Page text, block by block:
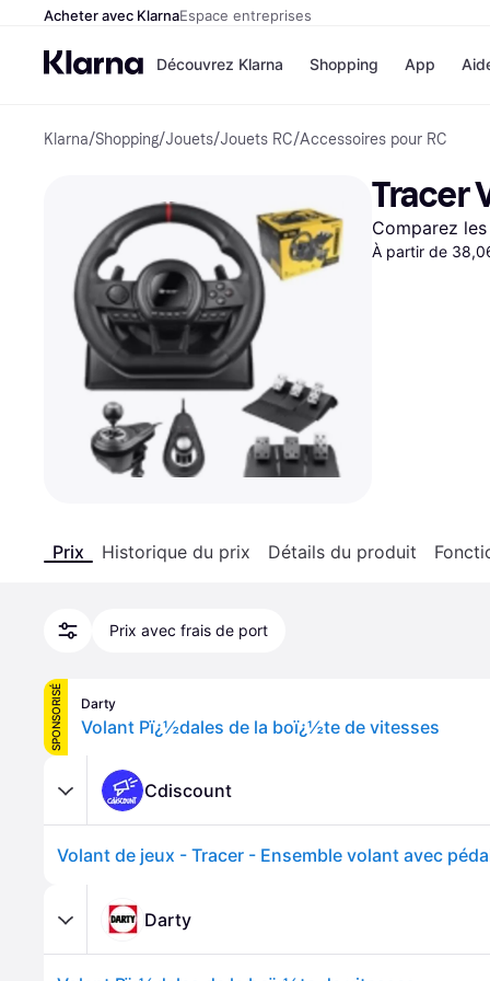
Acheter avec KlarnaEspace entreprises
Découvrez Klarna
Options de paiement
Payer maintenant
Paiement en 3 fois
Paiement à 30 jours
Klarna sur Apple Pay
Shopping
Magasins
Airbnb
Temu
JD Sports
App
Klarna/Shopping/Jouets/Jouets RC/Accessoires pour RC
Tracer
Comparez
À partir de
Prix Historique du prix Détails du produit
Prix avec frais de port
SPONSORISÉ Darty
Volant Pï¿½dales de la boï¿½te de vitesses
Cdiscount
Darty